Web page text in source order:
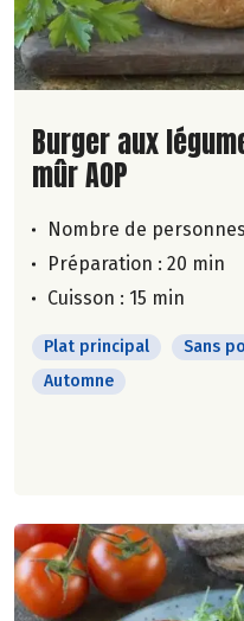
Lire la suite de
Burger aux
mûr AOP
Nombre de
Préparation : 20 min
Cuisson : 15 min
Plat principal Sans
Automne